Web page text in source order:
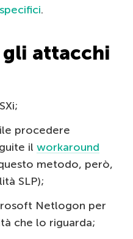
.
gli attacchi
procedere
il workaround
metodo, però,
SLP);
Netlogon per
che lo riguarda;